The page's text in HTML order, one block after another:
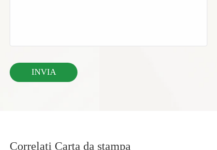
Correlati Carta da stampa